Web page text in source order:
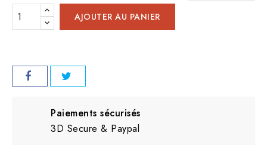
AJOUTER AU PANIER
Paiements sécurisés
3D Secure & Paypal